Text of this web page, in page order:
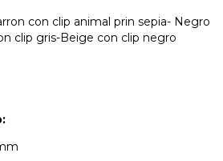
con clip animal prin sepia- Negro
clip gris-Beige con clip negro